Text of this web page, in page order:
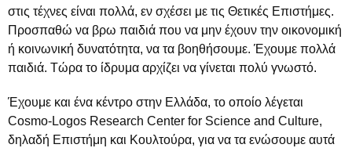
στις τέχνες είναι πολλά, εν σχέσει με τις Θετικές Επιστήμες.
Προσπαθώ να βρω παιδιά που να μην έχουν την οικονομική
ή κοινωνική δυνατότητα, να τα βοηθήσουμε. Έχουμε πολλά
παιδιά. Τώρα το ίδρυμα αρχίζει να γίνεται πολύ γνωστό.
Έχουμε και ένα κέντρο στην Ελλάδα, το οποίο λέγεται
Cosmo-Logos Research Center for Science and Culture,
δηλαδή Επιστήμη και Κουλτούρα, για να τα ενώσουμε αυτά